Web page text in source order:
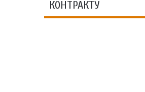
КОНТРАКТУ